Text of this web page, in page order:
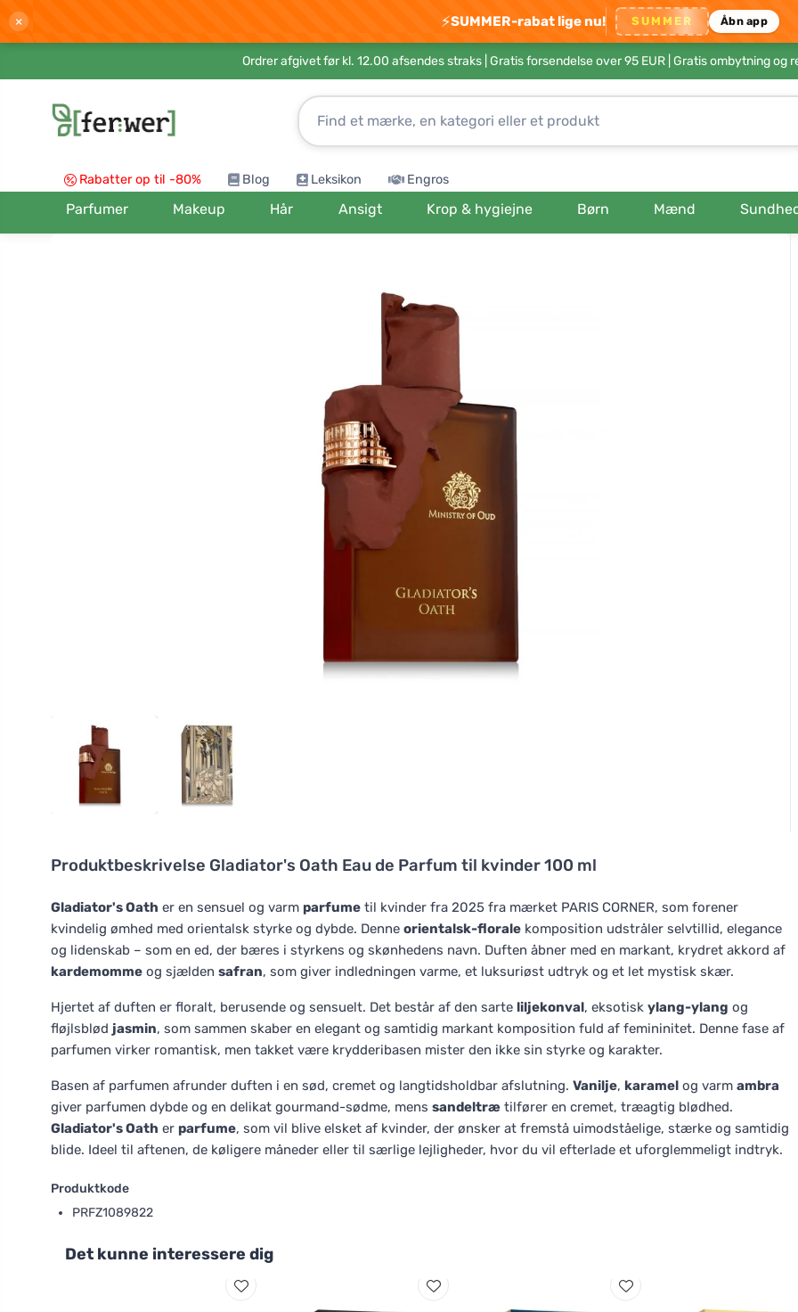
× ⚡SUMMER-rabat lige nu! SUMMER Åbn app
Ordrer afgivet før kl. 12.00 afsendes straks | Gratis forsendelse over 95 EUR | Gratis ombytning og
Rabatter op til -80% Blog Leksikon Engros
Parfumer Makeup Hår Ansigt Krop & hygiejne Børn Mænd
Produktbeskrivelse Gladiator's Oath Eau de Parfum til kvinder 100 ml
Gladiator's Oath er en sensuel og varm parfume til kvinder fra 2025 fra mærket PARIS CORNER, som forener
kvindelig ømhed med orientalsk styrke og dybde. Denne orientalsk-florale komposition udstråler selvtillid, elegance
og lidenskab – som en ed, der bæres i styrkens og skønhedens navn. Duften åbner med en markant, krydret akkord af
kardemomme og sjælden safran, som giver indledningen varme, et luksuriøst udtryk og et let mystisk skær.
Hjertet af duften er floralt, berusende og sensuelt. Det består af den sarte liljekonval, eksotisk ylang-ylang og
fløjlsblød jasmin, som sammen skaber en elegant og samtidig markant komposition fuld af femininitet. Denne fase af
parfumen virker romantisk, men takket være krydderibasen mister den ikke sin styrke og karakter.
Basen af parfumen afrunder duften i en sød, cremet og langtidsholdbar afslutning. Vanilje, karamel og varm ambra
giver parfumen dybde og en delikat gourmand-sødme, mens sandeltræ tilfører en cremet, træagtig blødhed.
Gladiator's Oath er parfume, som vil blive elsket af kvinder, der ønsker at fremstå uimodståelige, stærke og samtidig
blide. Ideel til aftenen, de køligere måneder eller til særlige lejligheder, hvor du vil efterlade et uforglemmeligt indtryk.
Produktkode
PRFZ1089822
Det kunne interessere dig